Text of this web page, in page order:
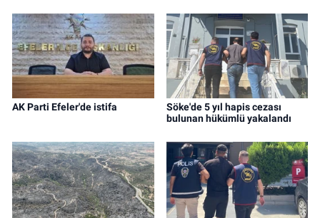
AK Parti Efeler'de istifa
Söke'de 5 yıl hapis cezası
bulunan hükümlü yakalandı